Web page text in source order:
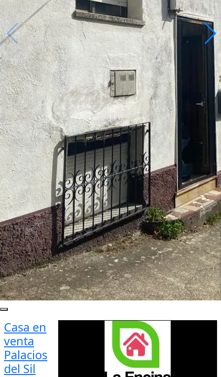
Casa en
venta
Palacios
del Sil